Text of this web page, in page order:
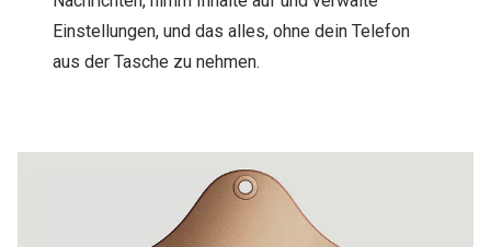
Einstellungen, und das alles, ohne dein Telefon
aus der Tasche zu nehmen.